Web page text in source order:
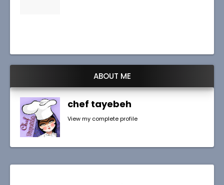
ABOUT ME
chef tayebeh
View my complete profile